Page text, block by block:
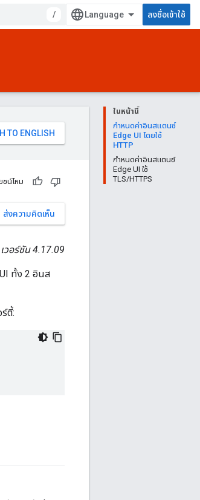
/ ลงชื่อเข้าใช้
ในหน้านี้
กำหนดค่าอินสแตนซ์
Edge UI โดยใช้
HTTP
กำหนดค่าอินสแตนซ์
Edge UI ใช้
TLS/HTTPS
ชน์ไหม
ส่งความคิดเห็น
วอร์ชัน 4.17.09
ทั้ง 2 อินส
ตี้: